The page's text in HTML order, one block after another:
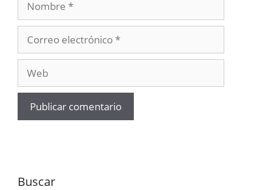
electrónico
Buscar